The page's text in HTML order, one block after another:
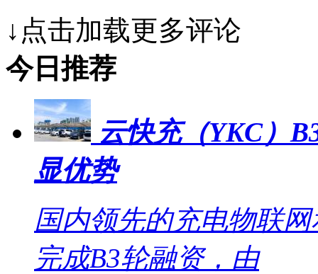
↓点击加载更多评论
今日推荐
云快充（YKC）
显优势
国内领先的充电物联
完成B3轮融资，由